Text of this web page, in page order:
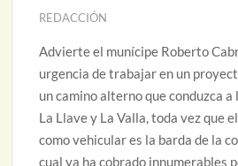
REDACCIÓN
Advierte el munícipe Roberto
urgencia de trabajar en un
un camino alterno que conduzca a
La Llave y La Valla, toda vez que
como vehicular es la barda de la
cual ya ha cobrado innumerables